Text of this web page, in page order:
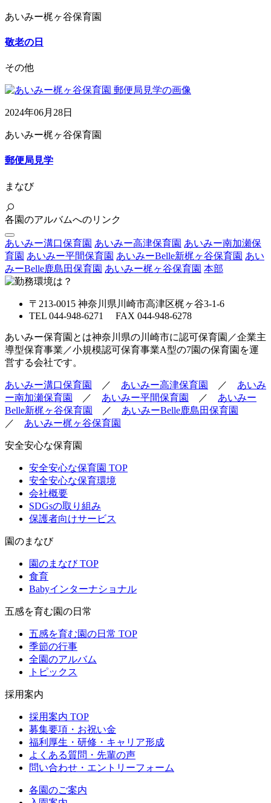
あいみー梶ヶ谷保育園
敬老の日
その他
2024年06月28日
あいみー梶ヶ谷保育園
郵便局見学
まなび
各園のアルバムへのリンク
あいみー溝口保育園 あいみー高津保育園 あいみー南加瀬保
育園 あいみー平間保育園 あいみーBelle新梶ヶ谷保育園 あい
みーBelle鹿島田保育園 あいみー梶ヶ谷保育園 本部
〒213-0015 神奈川県川崎市高津区梶ヶ谷3-1-6
TEL 044-948-6271 FAX 044-948-6278
あいみー保育園とは神奈川県の川崎市に認可保育園／企業主
導型保育事業／小規模認可保育事業A型の7園の保育園を運
営する会社です。
あいみー溝口保育園 ／ あいみー高津保育園 ／ あいみ
ー南加瀬保育園
／ あいみー平間保育園 ／ あいみー
Belle新梶ヶ谷保育園
／ あいみーBelle鹿島田保育園
／ あいみー梶ヶ谷保育園
安全安心な保育園
安全安心な保育園 TOP
安全安心な保育環境
会社概要
SDGsの取り組み
保護者向けサービス
園のまなび
園のまなび TOP
食育
Babyインターナショナル
五感を育む園の日常
五感を育む園の日常 TOP
季節の行事
全園のアルバム
トピックス
採用案内
採用案内 TOP
募集要項・お祝い金
福利厚生・研修・キャリア形成
よくある質問・先輩の声
問い合わせ・エントリーフォーム
各園のご案内